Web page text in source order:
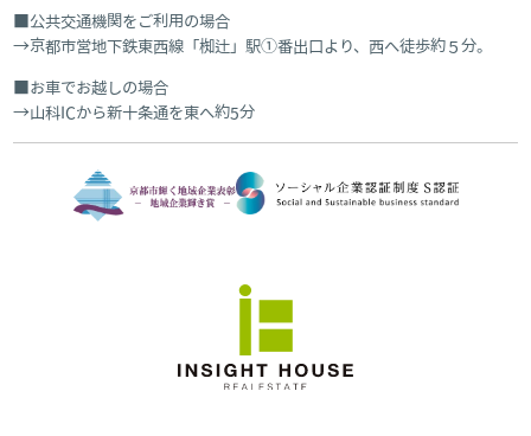
公共交通機関をご利用の場合
京都市営地下鉄東西線「椥辻」駅①番出口より、西へ徒歩約５分。
お車でお越しの場合
山科ICから新十条通を東へ約5分